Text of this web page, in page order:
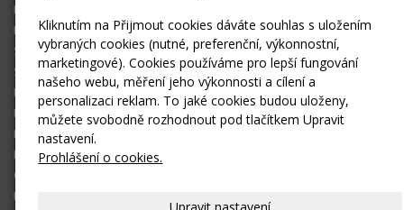
E-shop
Půjčovna
Sezonní půjčovné
Skiservis
Kontakt
Kontaktní formulář
Ke stažení
Montáž a seřízení vázání
OBCHODNÍ PODMÍNKY
Košík
Kliknutím na Přijmout cookies dáváte souhlas s uložením
vybraných cookies (nutné, preferenční, výkonnostní,
marketingové). Cookies používáme pro lepší fungování
našeho webu, měření jeho výkonnosti a cílení a
personalizaci reklam. To jaké cookies budou uloženy,
můžete svobodně rozhodnout pod tlačítkem Upravit
nastavení.
Prohlášení o cookies.